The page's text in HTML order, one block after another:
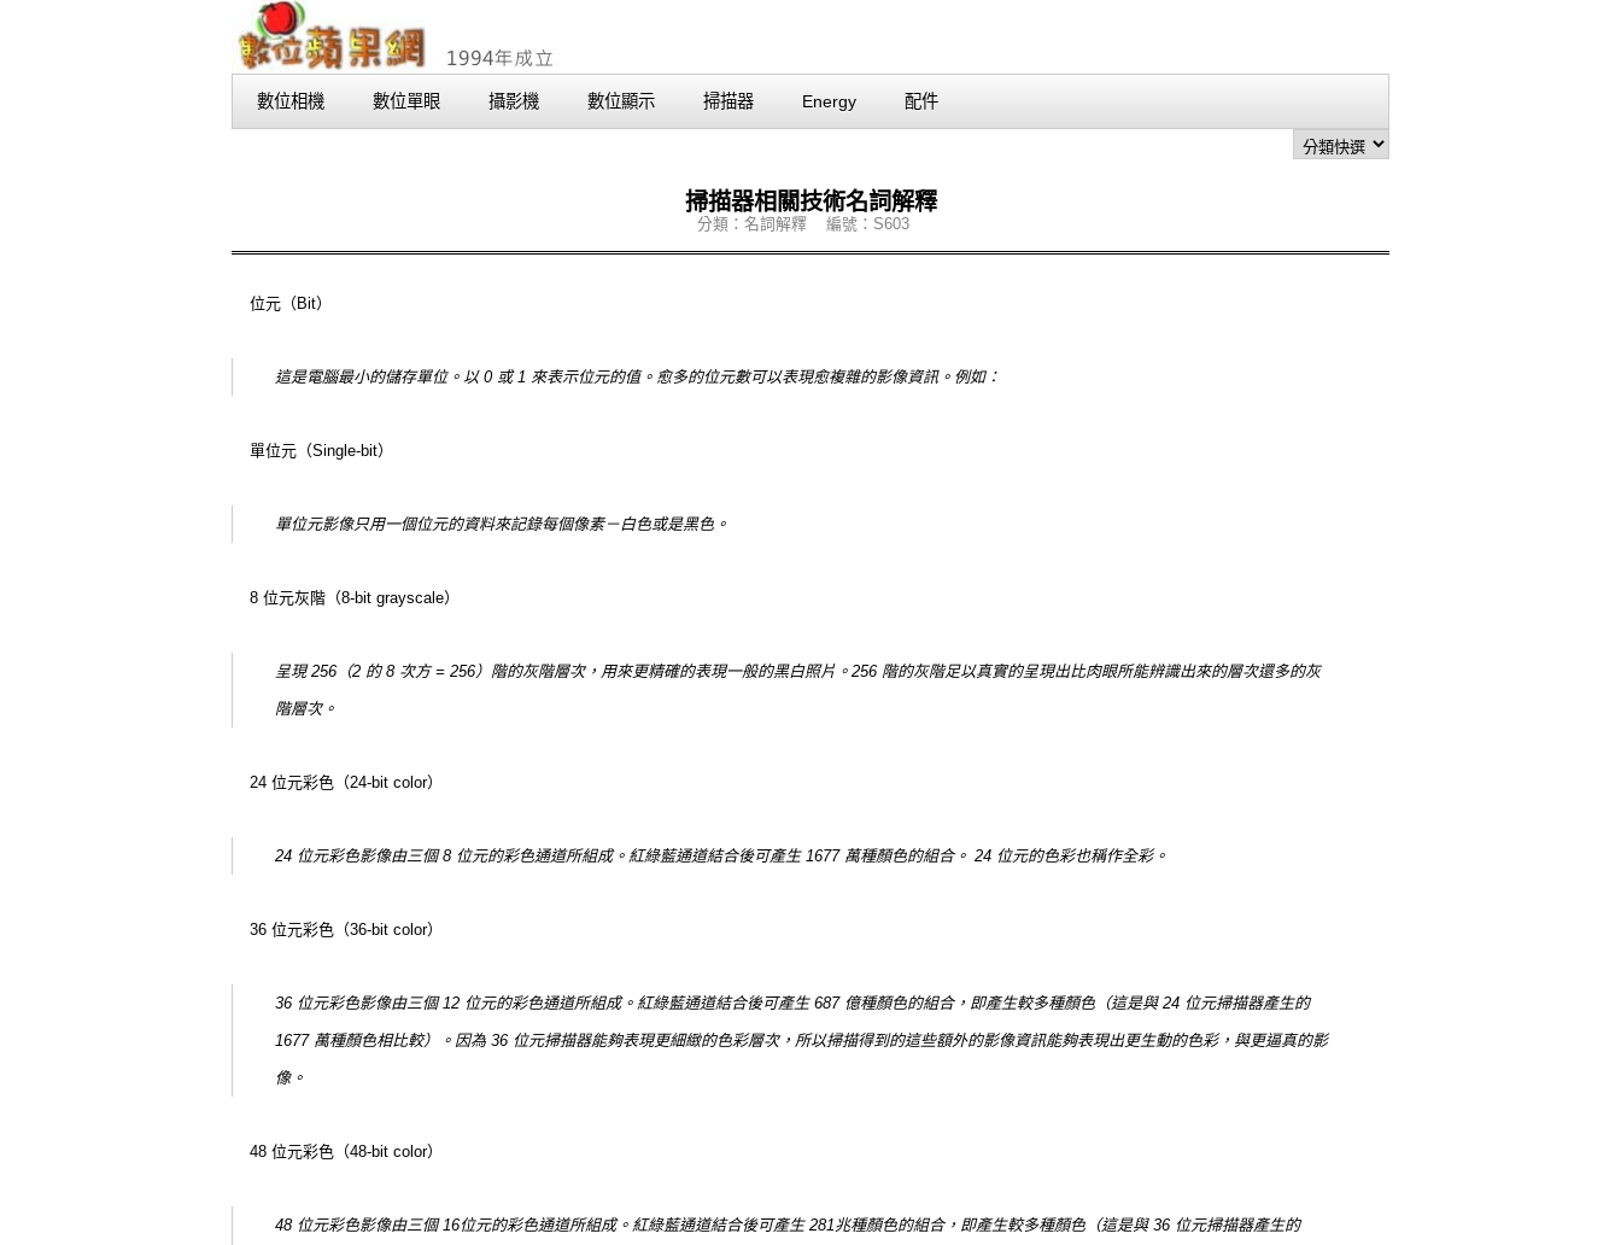
數位相機 數位單眼 攝影機 數位顯示 掃描器 Energy 配件
掃描器相關技術名詞解釋
分類：名詞解釋 編號：S603
位元（Bit）
這是電腦最小的儲存單位。以 0 或 1 來表示位元的值。愈多的位元數可以表現愈複雜的影像資訊。例如：
單位元（Single-bit）
單位元影像只用一個位元的資料來記錄每個像素－白色或是黑色。
8 位元灰階（8-bit grayscale）
呈現 256（2 的 8 次方 = 256）階的灰階層次，用來更精確的表現一般的黑白照片。256 階的灰階足以真實的呈現出比肉眼所能辨識出來的層次還多的灰
階層次。
24 位元彩色（24-bit color）
24 位元彩色影像由三個 8 位元的彩色通道所組成。紅綠藍通道結合後可產生 1677 萬種顏色的組合。 24 位元的色彩也稱作全彩。
36 位元彩色（36-bit color）
36 位元彩色影像由三個 12 位元的彩色通道所組成。紅綠藍通道結合後可產生 687 億種顏色的組合，即產生較多種顏色（這是與 24 位元掃描器產生的
1677 萬種顏色相比較）。因為 36 位元掃描器能夠表現更細緻的色彩層次，所以掃描得到的這些額外的影像資訊能夠表現出更生動的色彩，與更逼真的影
像。
48 位元彩色（48-bit color）
48 位元彩色影像由三個 16位元的彩色通道所組成。紅綠藍通道結合後可產生 281兆種顏色的組合，即產生較多種顏色（這是與 36 位元掃描器產生的